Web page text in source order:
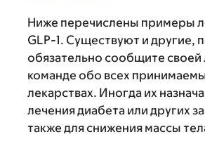
Ниже перечислены примеры
GLP-1. Существуют и другие,
обязательно сообщите
команде обо всех
лекарствах. Иногда их
лечения диабета или других
также для снижения массы